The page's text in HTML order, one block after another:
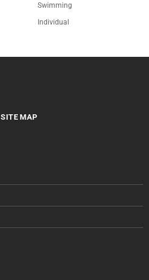
Swimming
Individual
SITE MAP